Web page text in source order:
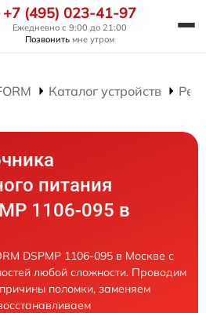
+7 (495) 023-41-97
Ежедневно с 9:00 до 21:00
Позвонить мне утром
Каталог устройств
питания
1106-095 в
DSPMP 1106-095 в Москве с
любой сложности. Проводим
поломки, заменяем